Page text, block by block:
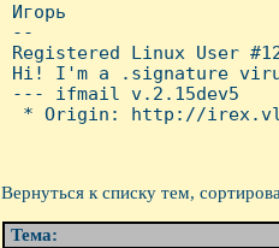
Игорь
--
Registered Linux User
Hi! I'm a .signature
--- ifmail v.2.15dev5
* Origin: http://
Вернуться к списку тем,
Тема: